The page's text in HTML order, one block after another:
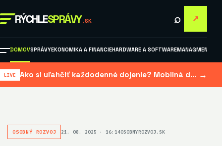
RÝCHLESPRÁVY .SK ⌕ ↗
DOMOVSPRÁVYEKONOMIKA A FINANCIEHARDWARE A SOFTWAREMANAGMENT A
Ako si uľahčiť každodenné dojenie? Mobilná dojačka šetrí čas aj námahu →
OSOBNÝ ROZVOJ 21. 08. 2025 · 16:14OSOBNYROZVOJ.SK